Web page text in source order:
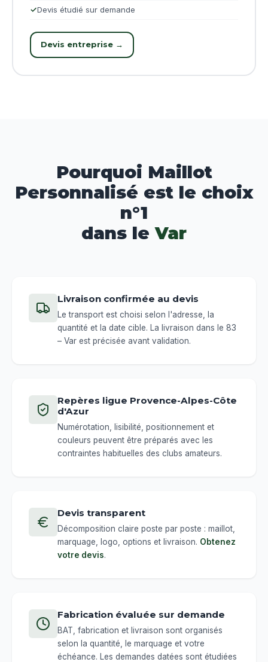
Devis étudié sur demande
Devis entreprise →
Pourquoi Maillot
Personnalisé est le choix
n°1
dans leVar
Livraison confirmée au devis
Le transport est choisi selon l'adresse, la
quantité et la date cible. La livraison dans le 83
– Var est précisée avant validation.
Repères ligue Provence-Alpes-Côte
d'Azur
Numérotation, lisibilité, positionnement et
couleurs peuvent être préparés avec les
contraintes habituelles des clubs amateurs.
Devis transparent
Décomposition claire poste par poste : maillot,
marquage, logo, options et livraison. Obtenez
votre devis.
Fabrication évaluée sur demande
BAT, fabrication et livraison sont organisés
selon la quantité, le marquage et votre
échéance. Les demandes datées sont étudiées